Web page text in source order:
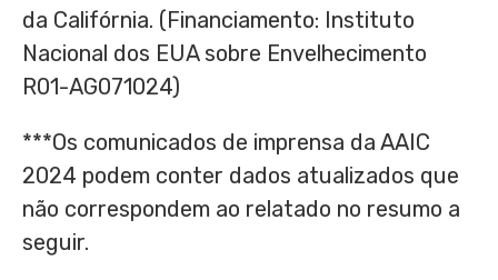
da Califórnia. (Financiamento: Instituto
Nacional dos EUA sobre Envelhecimento
R01-AG071024)
***Os comunicados de imprensa da AAIC
2024 podem conter dados atualizados que
não correspondem ao relatado no resumo a
seguir.